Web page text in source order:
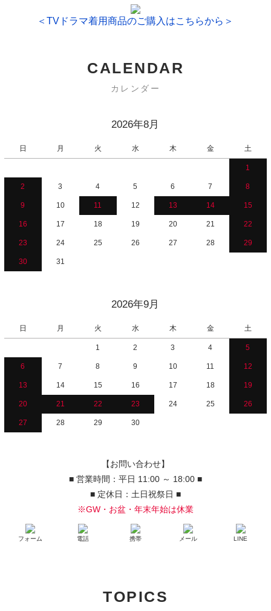
＜TVドラマ着用商品のご購入はこちらから＞
CALENDAR
カレンダー
2026年8月
日 月 火 水 木 金 土
1
2 3 4 5 6 7 8
9 10 11 12 13 14 15
16 17 18 19 20 21 22
23 24 25 26 27 28 29
30 31
2026年9月
日 月 火 水 木 金 土
1 2 3 4 5
6 7 8 9 10 11 12
13 14 15 16 17 18 19
20 21 22 23 24 25 26
27 28 29 30
【お問い合わせ】
■ 営業時間：平日 11:00 ～ 18:00 ■
■ 定休日：土日祝祭日 ■
※GW・お盆・年末年始は休業
フォーム 電話 携帯 メール LINE
TOPICS